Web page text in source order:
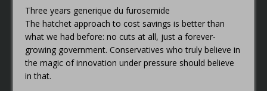
Three years generique du furosemide
The hatchet approach to cost savings is better than
what we had before: no cuts at all, just a forever-
growing government. Conservatives who truly believe in
the magic of innovation under pressure should believe
in that.